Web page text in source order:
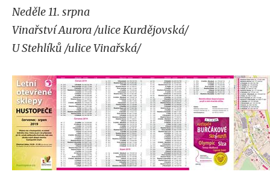
Neděle 11. srpna
Vinařství Aurora /ulice Kurdějovská/
U Stehlíků /ulice Vinařská/